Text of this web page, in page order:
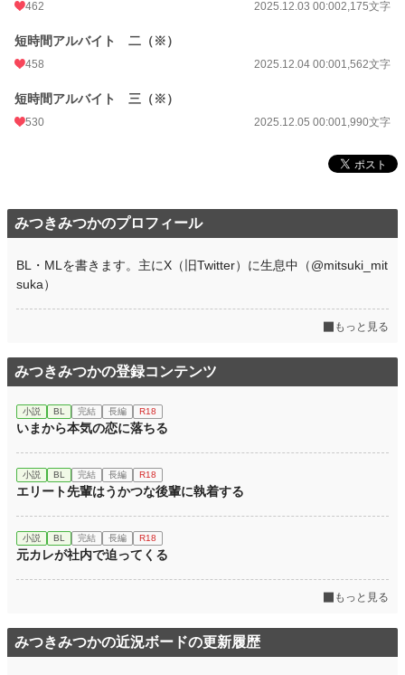
462 2025.12.03 00:002,175文字
短時間アルバイト 二（※）
458 2025.12.04 00:001,562文字
短時間アルバイト 三（※）
530 2025.12.05 00:001,990文字
みつきみつかのプロフィール
BL・MLを書きます。主にX（旧Twitter）に生息中（@mitsuki_mit
suka）
もっと見る
みつきみつかの登録コンテンツ
小説 BL 完結 長編 R18
いまから本気の恋に落ちる
小説 BL 完結 長編 R18
エリート先輩はうかつな後輩に執着する
小説 BL 完結 長編 R18
元カレが社内で迫ってくる
もっと見る
みつきみつかの近況ボードの更新履歴